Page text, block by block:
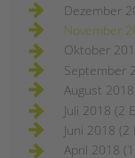
Dezember
November
Oktober
September
August
Juli 2018 (2
Juni 2018 (2
April 2018